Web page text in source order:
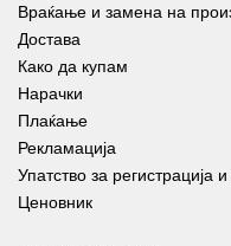
Враќање и замена на
Достава
Како да купам
Нарачки
Плаќање
Рекламација
Упатство за регистрација и
Ценовник